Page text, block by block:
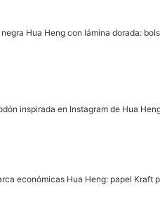
Hua Heng con lámina dorada:
inspirada en Instagram de Hua
económicas Hua Heng: papel Kraft